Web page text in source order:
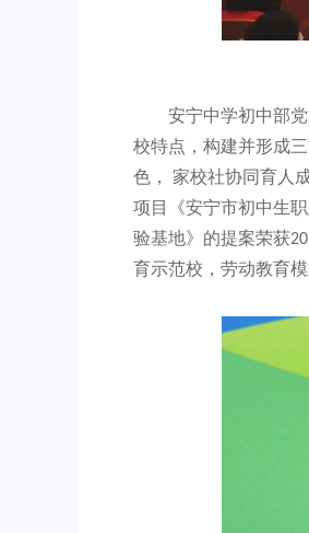
安宁中学初中部
校特点，构建并形成
色， 家校社协同育人
项目《安宁市初中生
验基地》的提案荣获
育示范校，劳动教育